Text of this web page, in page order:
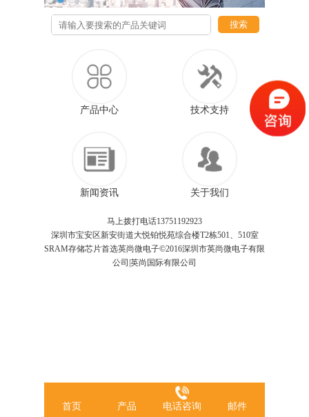
搜索
产品中心 技术支持
新闻资讯 关于我们
马上拨打电话13751192923
深圳市宝安区新安街道大悦铂悦苑综合楼T2栋501、510室
SRAM存储芯片首选英尚微电子©2016深圳市英尚微电子有限
公司|英尚国际有限公司
首页 产品 电话咨询 邮件